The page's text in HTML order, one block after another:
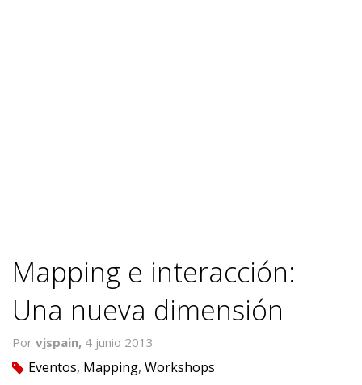
Mapping e interacción:
Una nueva dimensión
Por vjspain, 4 junio 2013
tag Eventos, Mapping, Workshops